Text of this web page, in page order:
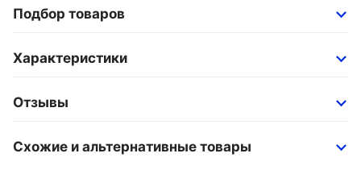
Подбор товаров
Характеристики
Отзывы
Схожие и альтернативные товары